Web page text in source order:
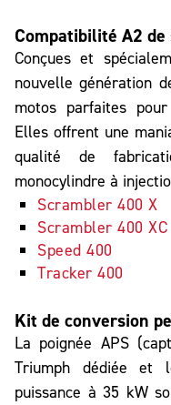
Compatibilité A2 de
Conçues et
nouvelle génération
motos parfaites
Elles offrent une
qualité de
monocylindre à
Scrambler 400 X
Scrambler 400 XC
Speed 400
Tracker 400
Kit de conversion
La poignée APS
Triumph dédiée et
puissance à 35 kW